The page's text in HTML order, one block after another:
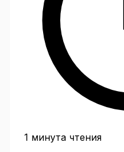
1 минута чтения